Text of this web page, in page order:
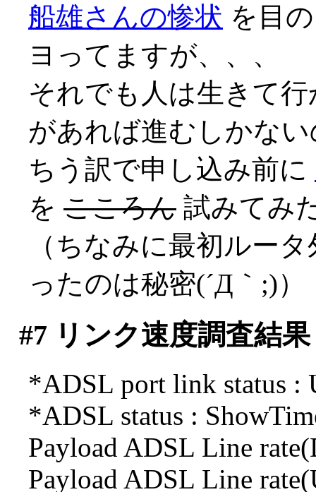
船雄さんの惨状 を目
ヨってますが、、、
それでも人は生きて
があれば進むしかな
ちう訳で申し込み前に
を こころん 試みてみ
（ちなみに最初ルー
ったのは秘密(´Д｀;)）
#7 リンク速度調査結果
*ADSL port link status :
*ADSL status :
Payload ADSL Line
Payload ADSL Line